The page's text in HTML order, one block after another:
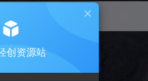
剪辑 短视频
创资源站